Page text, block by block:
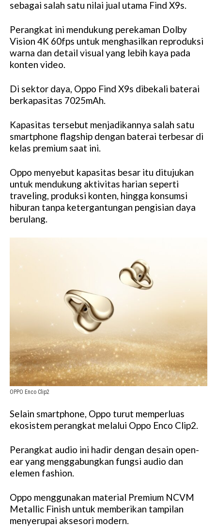
sebagai salah satu nilai jual utama Find X9s.
Perangkat ini mendukung perekaman Dolby
Vision 4K 60fps untuk menghasilkan reproduksi
warna dan detail visual yang lebih kaya pada
konten video.
Di sektor daya, Oppo Find X9s dibekali baterai
berkapasitas 7025mAh.
Kapasitas tersebut menjadikannya salah satu
smartphone flagship dengan baterai terbesar di
kelas premium saat ini.
Oppo menyebut kapasitas besar itu ditujukan
untuk mendukung aktivitas harian seperti
traveling, produksi konten, hingga konsumsi
hiburan tanpa ketergantungan pengisian daya
berulang.
OPPO Enco Clip2
Selain smartphone, Oppo turut memperluas
ekosistem perangkat melalui Oppo Enco Clip2.
Perangkat audio ini hadir dengan desain open-
ear yang menggabungkan fungsi audio dan
elemen fashion.
Oppo menggunakan material Premium NCVM
Metallic Finish untuk memberikan tampilan
menyerupai aksesori modern.